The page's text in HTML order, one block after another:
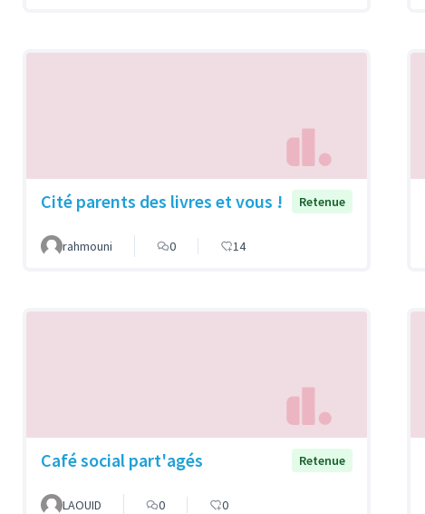
Cité parents des livres et vous ! Retenue
rahmouni 0 14
Café social part'agés Retenue
LAOUID 0 0